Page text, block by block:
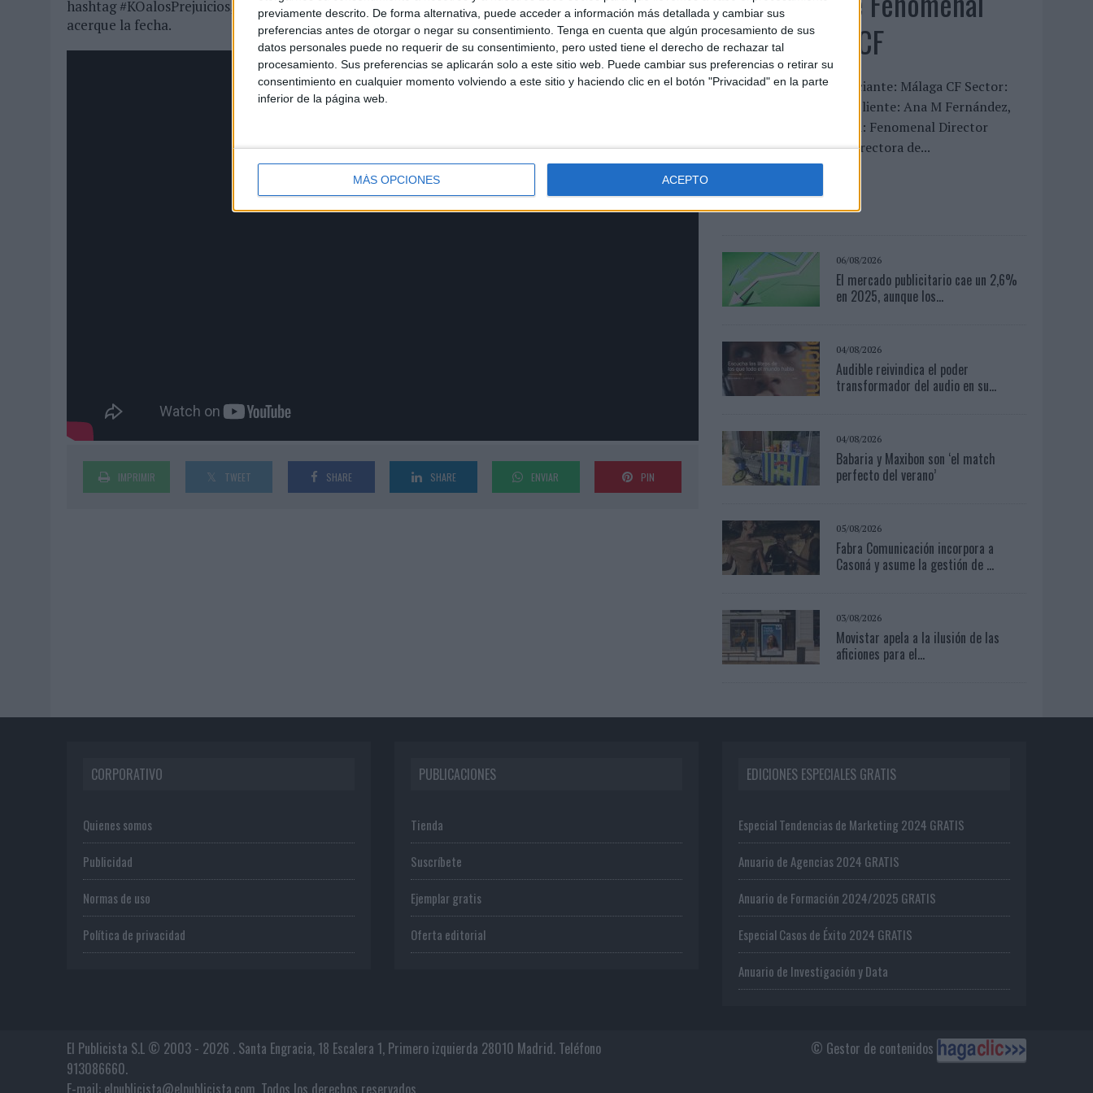
previamente descrito. De forma alternativa, puede acceder a información más detallada y cambiar sus
preferencias antes de otorgar o negar su consentimiento. Tenga en cuenta que algún procesamiento de sus
datos personales puede no requerir de su consentimiento, pero usted tiene el derecho de rechazar tal
procesamiento. Sus preferencias se aplicarán solo a este sitio web. Puede cambiar sus preferencias o retirar su
consentimiento en cualquier momento volviendo a este sitio y haciendo clic en el botón "Privacidad" en la parte
inferior de la página web.
MÁS OPCIONES ACEPTO
hashtag #KOalosPrejuicios, donde poco a poco irá rebelando más detalles del evento a medida que se
acerque la fecha.
IMPRIMIR TWEET SHARE SHARE ENVIAR PIN
para Málaga CF
FICHA TÉCNICA Anunciante: Málaga CF Sector:
servicios Contacto del cliente: Ana M Fernández,
Sergio Valencia Agencia: Fenomenal Director
creativo: David Titos Directora de...
06/08/2026
El mercado publicitario cae un 2,6%
en 2025, aunque los...
04/08/2026
Audible reivindica el poder
transformador del audio en su...
04/08/2026
Babaria y Maxibon son ‘el match
perfecto del verano’
05/08/2026
Fabra Comunicación incorpora a
Casoná y asume la gestión de ...
03/08/2026
Movistar apela a la ilusión de las
aficiones para el...
CORPORATIVO
Quienes somos
Publicidad
Normas de uso
Política de privacidad
PUBLICACIONES
Tienda
Suscríbete
Ejemplar gratis
Oferta editorial
EDICIONES ESPECIALES GRATIS
Especial Tendencias de Marketing 2024 GRATIS
Anuario de Agencias 2024 GRATIS
Anuario de Formación 2024/2025 GRATIS
Especial Casos de Éxito 2024 GRATIS
Anuario de Investigación y Data
© Gestor de contenidos
El Publicista S.L © 2003 - 2026 . Santa Engracia, 18 Escalera 1, Primero izquierda 28010 Madrid. Teléfono
913086660.
E-mail: elpublicista@elpublicista.com. Todos los derechos reservados